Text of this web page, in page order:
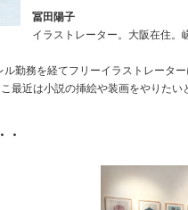
冨田陽子
イラストレーター。大阪在住。
勤務を経てフリーイラストレータ
最近は小説の挿絵や装画をやりたい
・